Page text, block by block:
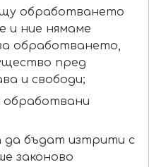
обработването
и ние нямаме
обработването,
пред
и свободи;
обработвани
да бъдат изтрити с
законово